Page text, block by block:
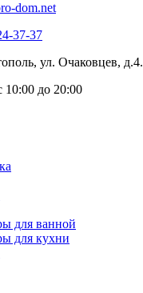
dom.net
37-37
ул. Очаковцев, д.4.
10:00 до 20:00
для ванной
для кухни